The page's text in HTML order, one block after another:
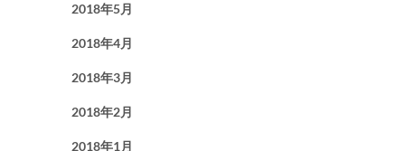
2018年5月
2018年4月
2018年3月
2018年2月
2018年1月